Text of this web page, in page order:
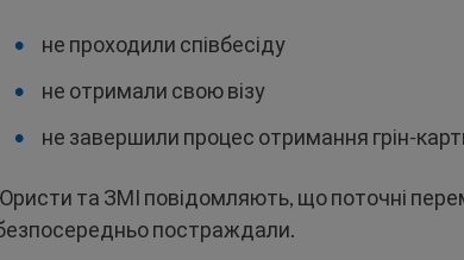
не проходили співбесіду
не отримали свою візу
не завершили процес отримання грін-
та ЗМІ повідомляють, що поточні
постраждали.